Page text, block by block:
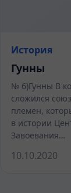
История
Гунны
№ 6)Гунны В
сложился
племен,
в истории
Завоевания…
10.10.2020